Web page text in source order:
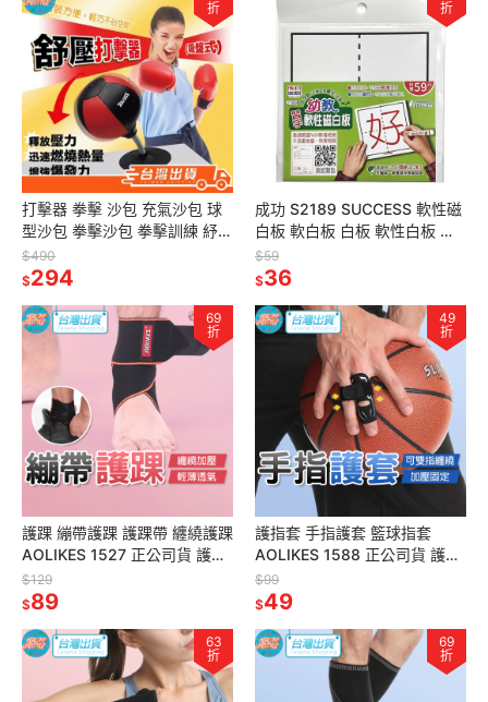
折
打擊器 拳擊 沙包 充氣沙包 球
型沙包 拳擊沙包 拳擊訓練 紓壓
$490
$294
折
成功 S2189 SUCCESS 軟性磁
白板 軟白板 白板 軟性白板 幼
教用白板 軟白板貼 磁性白板貼
發票
$59
$36
69
折
護踝 繃帶護踝 護踝帶 纏繞護踝
AOLIKES 1527 正公司貨 護腳
踝 運動護踝 護具 運動護具 護
踝套
$129
$89
49
折
護指套 手指護套 籃球指套
AOLIKES 1588 正公司貨 護手
指 運動護具 護指 指套 護具
$99
$49
63
折
69
折